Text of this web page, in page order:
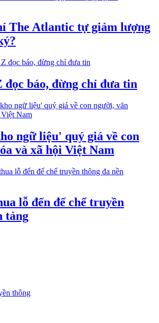
The Atlantic tự giảm lượng
đọc báo, đừng chỉ đưa tin
ngữ liệu' quý giá về con
và xã hội Việt Nam
lỗ đến đế chế truyền
tảng
thông